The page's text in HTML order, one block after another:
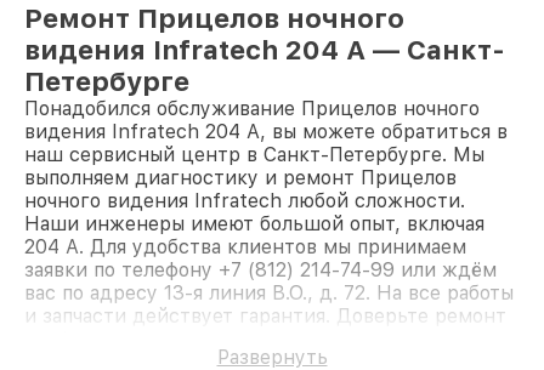
Ремонт Прицелов ночного
видения Infratech 204 А — Санкт-
Петербурге
Понадобился обслуживание Прицелов ночного
видения Infratech 204 А, вы можете обратиться в
наш сервисный центр в Санкт-Петербурге. Мы
выполняем диагностику и ремонт Прицелов
ночного видения Infratech любой сложности.
Наши инженеры имеют большой опыт, включая
204 А. Для удобства клиентов мы принимаем
заявки по телефону +7 (812) 214-74-99 или ждём
вас по адресу 13-я линия В.О., д. 72. На все работы
и запчасти действует гарантия. Доверьте ремонт
Развернуть